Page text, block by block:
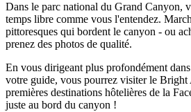
Dans le parc national du Grand Canyon,
temps libre comme vous l'entendez.
pittoresques qui bordent le canyon - ou
prenez des photos de qualité.
En vous dirigeant plus profondément
votre guide, vous pourrez visiter le
premières destinations hôtelières de la
juste au bord du canyon !